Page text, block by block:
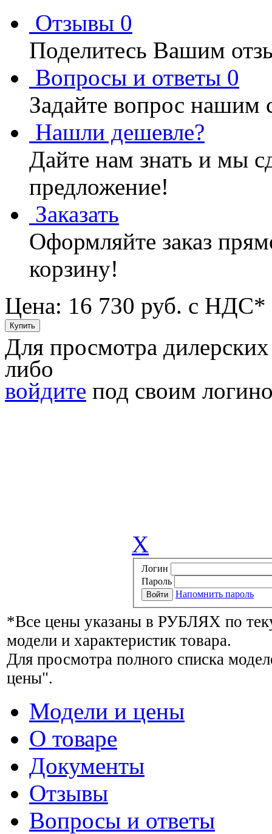
Отзывы 0
Поделитесь Вашим
Вопросы и ответы 0
Задайте вопрос нашим
Нашли дешевле?
Дайте нам знать и мы
предложение!
Заказать
Оформляйте заказ
корзину!
Цена: 16 730 руб. с НДС*
Для просмотра
либо
войдите под своим
X
Логин
Пароль
Напомнить пароль
*Все цены указаны в РУБЛЯХ по
модели и характеристик товара.
Для просмотра полного списка
цены".
Модели и цены
О товаре
Документы
Отзывы
Вопросы и ответы